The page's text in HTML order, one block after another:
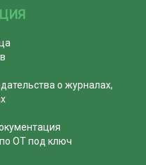
о журналах,
ОТ под ключ